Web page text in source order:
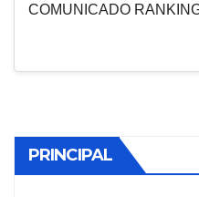
COMUNICADO
PRINCIPAL